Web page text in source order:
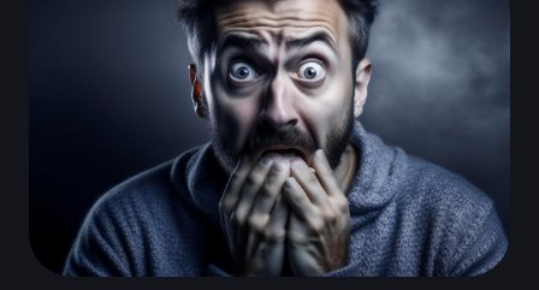
трудностям и разным ситуациям, которые могут
произойти во время смены. Эта работа требует
выдержки, внимательности и умения быстро
реагировать. Но попробовать себя в этом точно
Она не боится заражённых и знает все лабораторные
секреты. Екатерина — актриса квеста"Заражение"—
расскажет о своем опыте работы в квестовой
индустрии.